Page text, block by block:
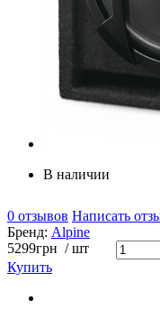
В наличии
0 отзывов Написать
Бренд: Alpine
5299грн / шт
Купить